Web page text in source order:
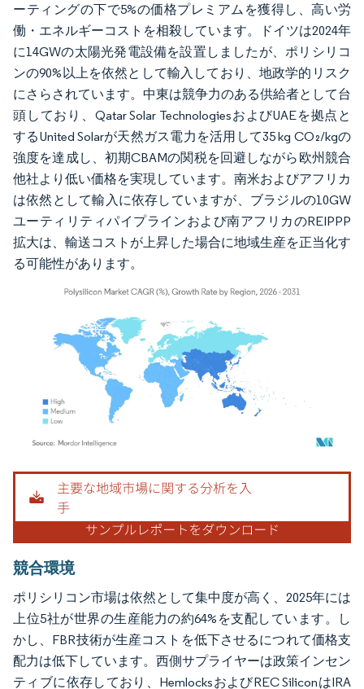
ーティングの下で5%の価格プレミアムを獲得し、高い労
働・エネルギーコストを相殺しています。ドイツは2024年
に14GWの太陽光発電設備を設置しましたが、ポリシリコ
ンの90%以上を依然として輸入しており、地政学的リスク
にさらされています。中東は競争力のある供給者として台
頭しており、Qatar Solar TechnologiesおよびUAEを拠点と
するUnited Solarが天然ガス電力を活用して35 kg CO₂/kgの
強度を達成し、初期CBAMの関税を回避しながら欧州競合
他社より低い価格を実現しています。南米およびアフリカ
は依然として輸入に依存していますが、ブラジルの10GW
ユーティリティパイプラインおよび南アフリカのREIPPP
拡大は、輸送コストが上昇した場合に地域生産を正当化す
る可能性があります。
画像 © Mordor Intelligence。再利用にはCC BY 4.0の表示が必要です。
競合環境
ポリシリコン市場は依然として集中度が高く、2025年には
上位5社が世界の生産能力の約64%を支配しています。し
かし、FBR技術が生産コストを低下させるにつれて価格支
配力は低下しています。西側サプライヤーは政策インセン
ティブに依存しており、HemlocksおよびREC SiliconはIRA